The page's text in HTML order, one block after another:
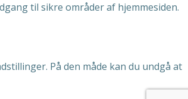
til sikre områder af hjemmesiden.
På den måde kan du undgå at